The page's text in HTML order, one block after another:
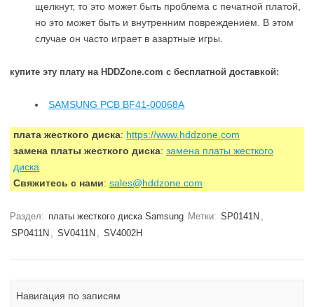
щелкнут, то это может быть проблема с печатной платой,
но это может быть и внутренним повреждением. В этом
случае он часто играет в азартные игры.
купите эту плату на HDDZone.com с бесплатной доставкой:
SAMSUNG PCB BF41-00068A
плата жесткого диска: https://www.hddzone.com
замена платы жесткого диска: замена платы жесткого
диска
Свяжитесь с нами: sales@hddzone.com
Раздел: платы жесткого диска Samsung Метки: SP0141N ,
SP0411N , SV0411N , SV4002H
Навигация по записям